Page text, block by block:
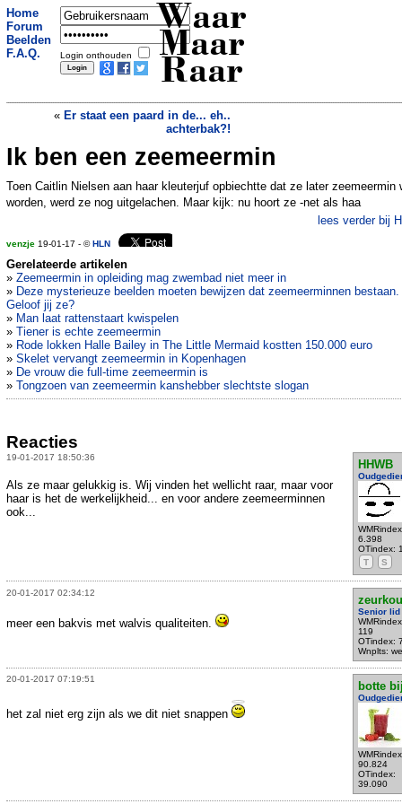
Home
Forum
Beelden
F.A.Q.
Login onthouden
Waar
Maar
Raar
« Er staat een paard in de... eh..
achterbak?!
Vrouw wil met vergiet op haar hoofd op
foto rijbewijs, maar dat mag niet
Ik ben een zeemeermin
Toen Caitlin Nielsen aan haar kleuterjuf opbiechtte dat ze later zeemeermin
worden, werd ze nog uitgelachen. Maar kijk: nu hoort ze -net als haa
lees verder bij
venzje 19-01-17 - ©HLN
Gerelateerde artikelen
» Zeemeermin in opleiding mag zwembad niet meer in
» Deze mysterieuze beelden moeten bewijzen dat zeemeerminnen bestaan.
Geloof jij ze?
» Man laat rattenstaart kwispelen
» Tiener is echte zeemeermin
» Rode lokken Halle Bailey in The Little Mermaid kostten 150.000 euro
» Skelet vervangt zeemeermin in Kopenhagen
» De vrouw die full-time zeemeermin is
» Tongzoen van zeemeermin kanshebber slechtste slogan
Reacties
19-01-2017 18:50:36
HHWB
6.398
OTindex:
T
S
Als ze maar gelukkig is. Wij vinden het wellicht raar, maar voor
haar is het de werkelijkheid... en voor andere zeemeerminnen
ook...
20-01-2017 02:34:12
Senior lid
119
OTindex:
Wnplts:
meer een bakvis met walvis qualiteiten.
20-01-2017 07:19:51
botte
90.824
OTindex:
39.090
het zal niet erg zijn als we dit niet snappen